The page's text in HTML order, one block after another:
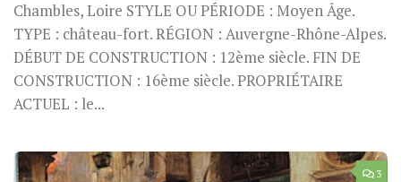
Chambles, Loire STYLE OU PÉRIODE : Moyen Âge.
TYPE : château-fort. RÉGION : Auvergne-Rhône-Alpes.
DÉBUT DE CONSTRUCTION : 12ème siècle. FIN DE
CONSTRUCTION : 16ème siècle. PROPRIÉTAIRE
ACTUEL : le...
3